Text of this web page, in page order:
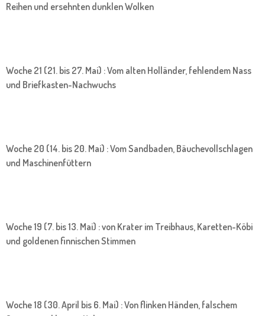
Reihen und ersehnten dunklen Wolken
Woche 21 (21. bis 27. Mai) : Vom alten Holländer, fehlendem Nass
und Briefkasten-Nachwuchs
Woche 20 (14. bis 20. Mai) : Vom Sandbaden, Bäuchevollschlagen
und Maschinenfüttern
Woche 19 (7. bis 13. Mai) : von Krater im Treibhaus, Karetten-Köbi
und goldenen finnischen Stimmen
Woche 18 (30. April bis 6. Mai) : Von flinken Händen, falschem